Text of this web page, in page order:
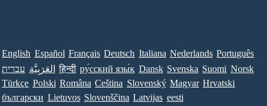
English Español Français Deutsch Italiana Nederlands Português
עברית العَرَبِيَّة हिन्दी ру́сский язы́к Dansk Svenska Suomi Norsk
Türkçe Polski Româna Ceština Slovenský Magyar Hrvatski
български Lietuvos Slovenščina Latvijas eesti